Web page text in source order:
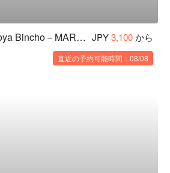
Hitsumabushi Nagoya Bincho－MARRONNIER GATE GINZA No.1 branch JPY3,100から
直近の予約可能時間：08/08